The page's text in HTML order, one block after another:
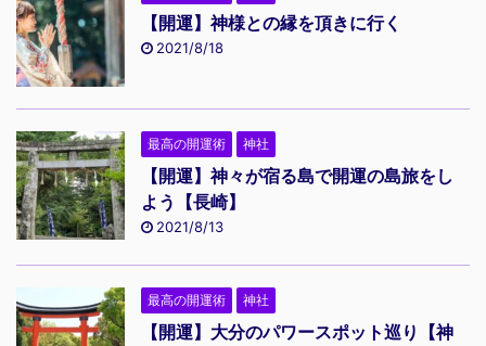
【開運】神様との縁を頂きに行く
2021/8/18
最高の開運術 神社
【開運】神々が宿る島で開運の島旅をし
よう【長崎】
2021/8/13
最高の開運術 神社
【開運】大分のパワースポット巡り【神